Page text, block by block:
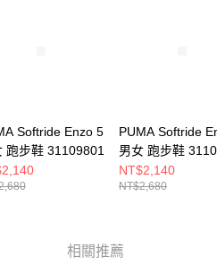
Softride Enzo 5
跑步鞋 31109801
PUMA Softride
男女 跑步鞋
NT$2,140
NT$2,680
相關推薦